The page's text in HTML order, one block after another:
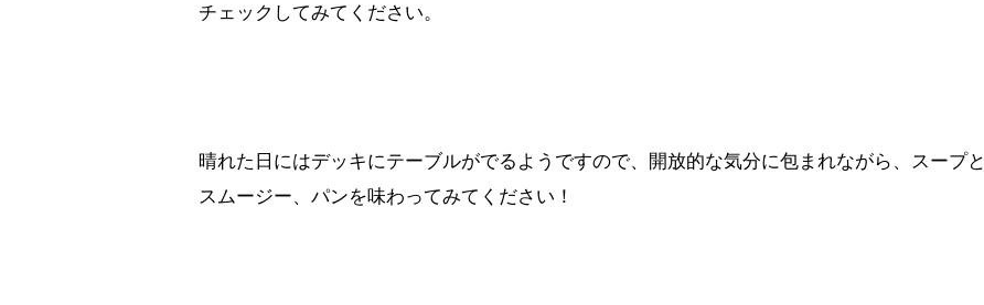
チェックしてみてください。
晴れた日にはデッキにテーブルがでるようですので、開放的な気分に包まれながら、スープと
スムージー、パンを味わってみてください！